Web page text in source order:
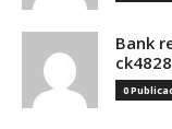
Bank
0